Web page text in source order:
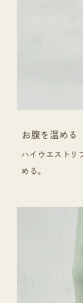
お腹を温める
ハイウエストリ
める。